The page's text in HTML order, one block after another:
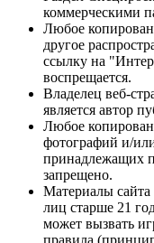
коммерческими
Любое
другое
ссылку на
воспрещается.
Владелец веб-
является автор
Любое
фотографий и/
принадлежащих
запрещено.
Материалы сайта
лиц старше 21
может вызвать
правила